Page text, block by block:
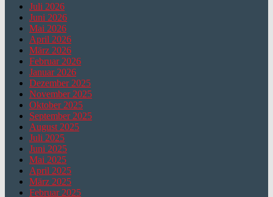
Juli 2026
Juni 2026
Mai 2026
April 2026
März 2026
Februar 2026
Januar 2026
Dezember 2025
November 2025
Oktober 2025
September 2025
August 2025
Juli 2025
Juni 2025
Mai 2025
April 2025
März 2025
Februar 2025